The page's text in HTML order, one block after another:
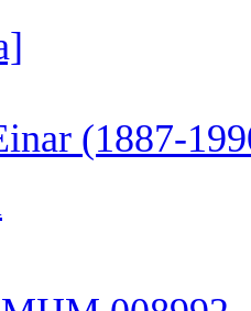
(1887-